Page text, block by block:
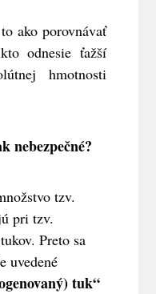
ako porovnávať
odnesie ťažší
hmotnosti
nebezpečné?
tzv.
pri tzv.
Preto sa
uvedené
tuk“